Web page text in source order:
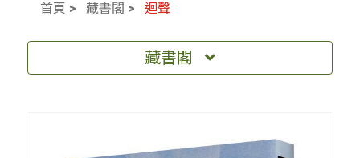
首頁 藏書閣 迴聲
藏書閣